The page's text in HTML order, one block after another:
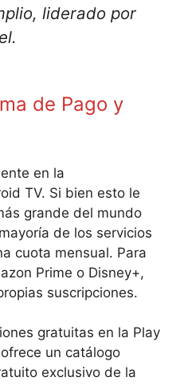
liderado por
de Pago y
en la
TV. Si bien esto le
grande del mundo
de los servicios
cuota mensual. Para
Prime o Disney+,
suscripciones.
gratuitas en la Play
un catálogo
exclusivo de la